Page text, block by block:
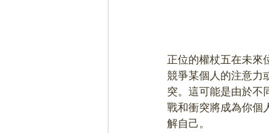
正位的權杖五在未來
競爭某個人的注意力
突。這可能是由於不
戰和衝突將成為你個
解自己。